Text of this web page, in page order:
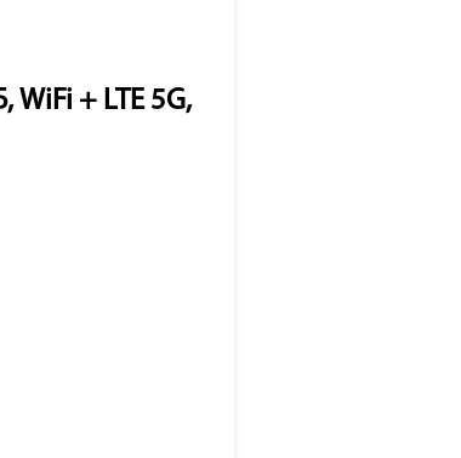
+ LTE 5G,